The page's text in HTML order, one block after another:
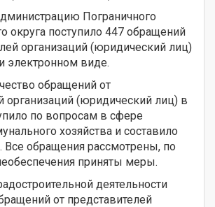
Пограничного
округа поступило 447 обращений
организаций (юридический лиц)
электронном виде.
обращений от
организаций (юридический лиц) в
по вопросам в сфере
хозяйства и составило
Все обращения рассмотрены, по
приняты меры.
деятельности
от представителей